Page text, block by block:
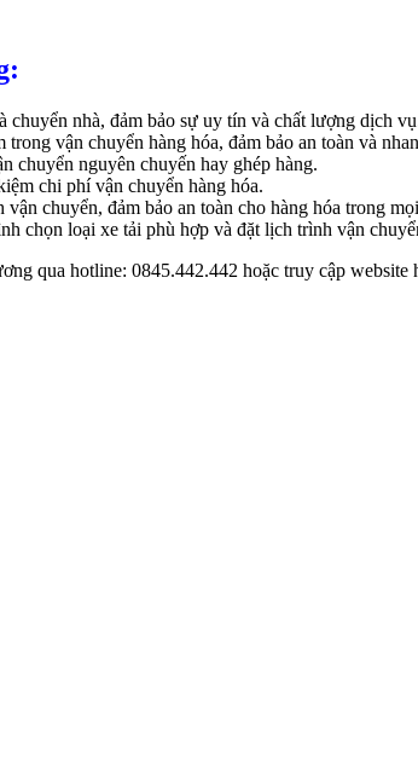
nhà, đảm bảo sự uy tín và chất lượng dịch
vận chuyển hàng hóa, đảm bảo an toàn và
chuyển nguyên chuyến hay ghép hàng.
chi phí vận chuyển hàng hóa.
chuyển, đảm bảo an toàn cho hàng hóa trong
chọn loại xe tải phù hợp và đặt lịch trình vận
qua hotline: 0845.442.442 hoặc truy cập website